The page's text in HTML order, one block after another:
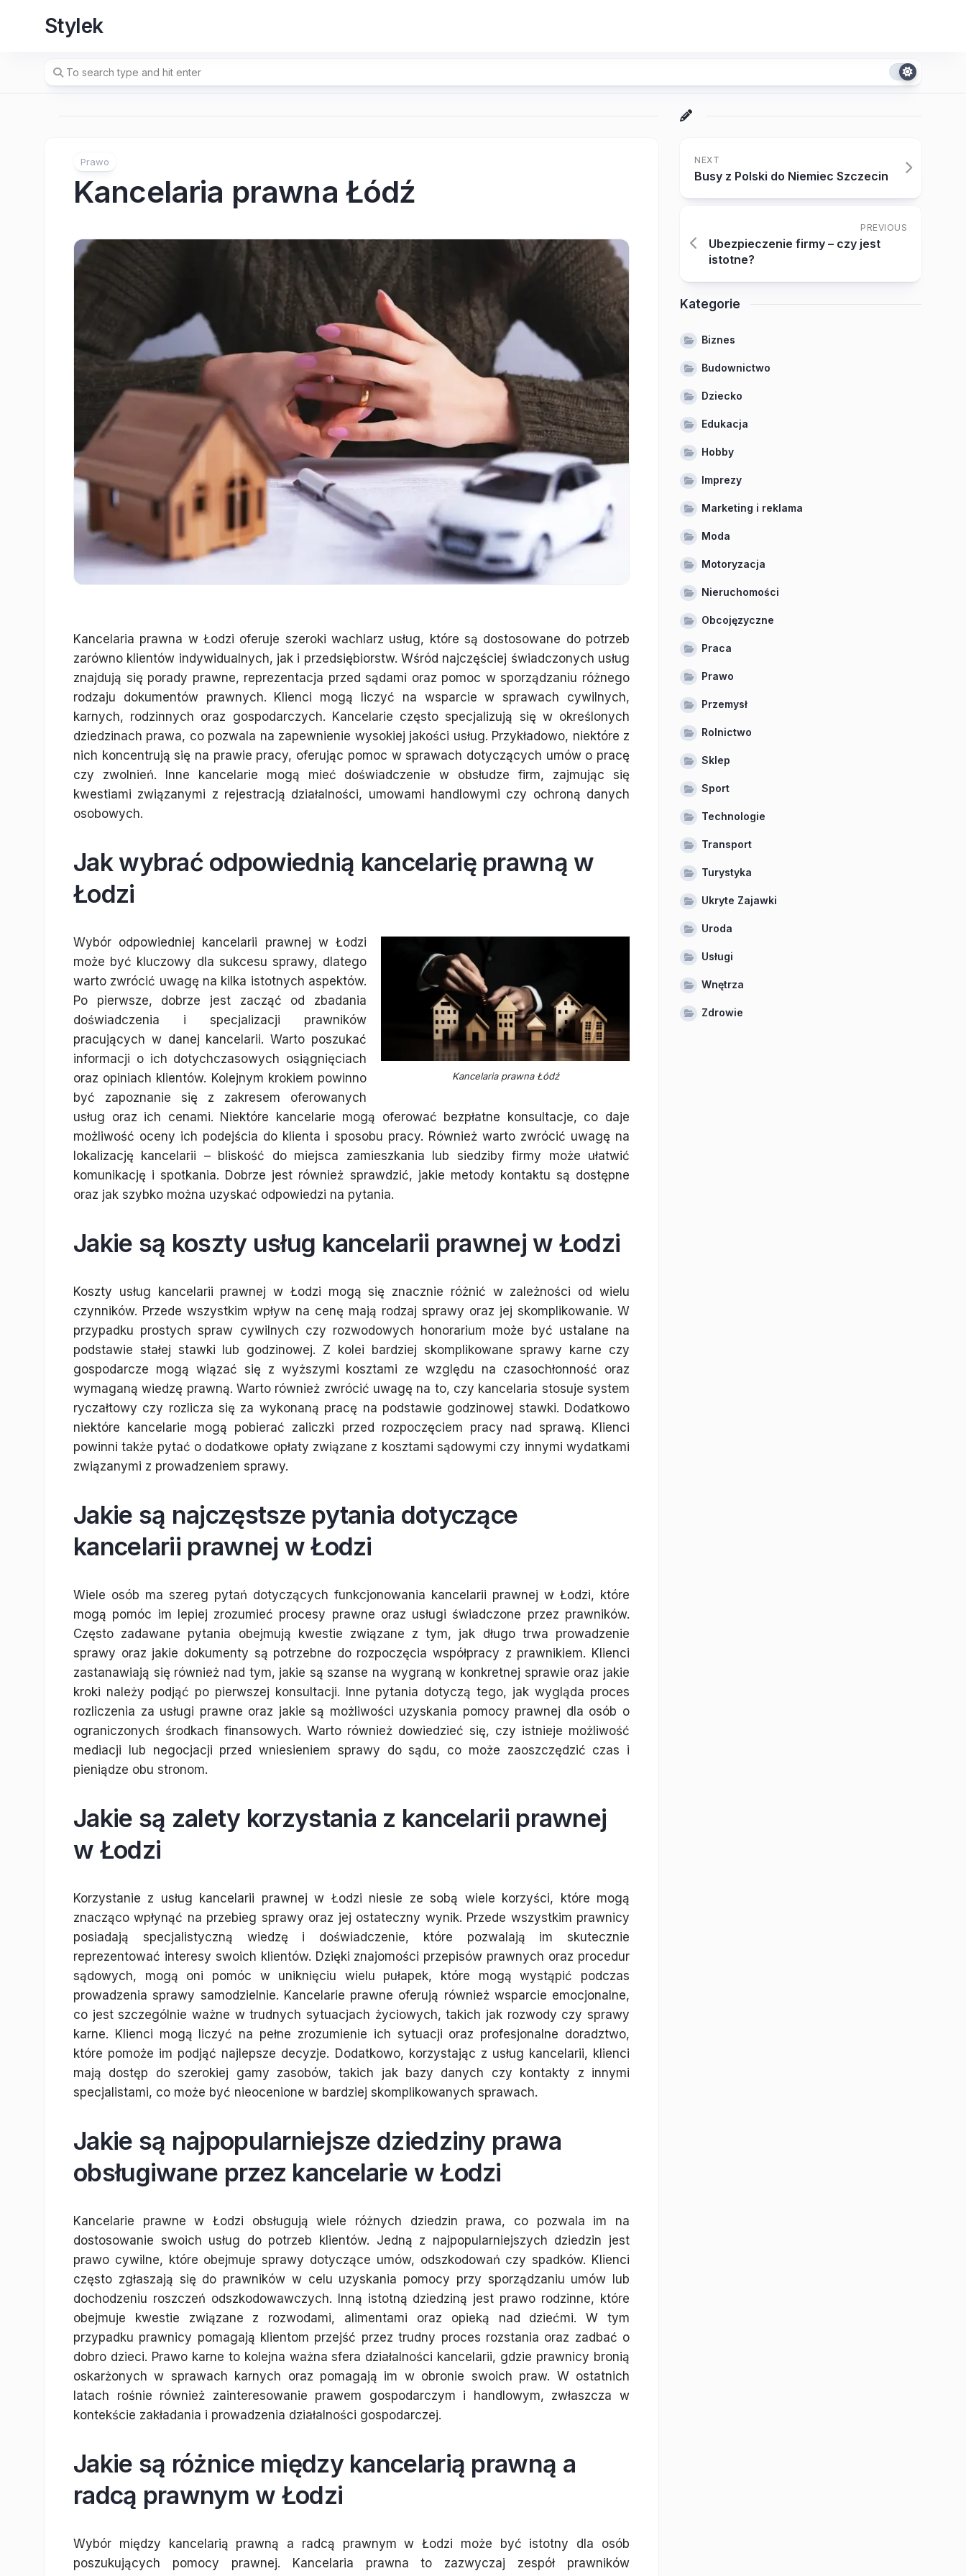
Stylek
Prawo
Kancelaria prawna Łódź
Kancelaria prawna w Łodzi oferuje szeroki wachlarz usług, które są dostosowane do potrzeb
zarówno klientów indywidualnych, jak i przedsiębiorstw. Wśród najczęściej świadczonych usług
znajdują się porady prawne, reprezentacja przed sądami oraz pomoc w sporządzaniu różnego
rodzaju dokumentów prawnych. Klienci mogą liczyć na wsparcie w sprawach cywilnych,
karnych, rodzinnych oraz gospodarczych. Kancelarie często specjalizują się w określonych
dziedzinach prawa, co pozwala na zapewnienie wysokiej jakości usług. Przykładowo, niektóre z
nich koncentrują się na prawie pracy, oferując pomoc w sprawach dotyczących umów o pracę
czy zwolnień. Inne kancelarie mogą mieć doświadczenie w obsłudze firm, zajmując się
kwestiami związanymi z rejestracją działalności, umowami handlowymi czy ochroną danych
osobowych.
Jak wybrać odpowiednią kancelarię prawną w
Łodzi
Kancelaria prawna Łódź
Wybór odpowiedniej kancelarii prawnej w Łodzi
może być kluczowy dla sukcesu sprawy, dlatego
warto zwrócić uwagę na kilka istotnych aspektów.
Po pierwsze, dobrze jest zacząć od zbadania
doświadczenia i specjalizacji prawników
pracujących w danej kancelarii. Warto poszukać
informacji o ich dotychczasowych osiągnięciach
oraz opiniach klientów. Kolejnym krokiem powinno
być zapoznanie się z zakresem oferowanych
usług oraz ich cenami. Niektóre kancelarie mogą oferować bezpłatne konsultacje, co daje
możliwość oceny ich podejścia do klienta i sposobu pracy. Również warto zwrócić uwagę na
lokalizację kancelarii – bliskość do miejsca zamieszkania lub siedziby firmy może ułatwić
komunikację i spotkania. Dobrze jest również sprawdzić, jakie metody kontaktu są dostępne
oraz jak szybko można uzyskać odpowiedzi na pytania.
Jakie są koszty usług kancelarii prawnej w Łodzi
Koszty usług kancelarii prawnej w Łodzi mogą się znacznie różnić w zależności od wielu
czynników. Przede wszystkim wpływ na cenę mają rodzaj sprawy oraz jej skomplikowanie. W
przypadku prostych spraw cywilnych czy rozwodowych honorarium może być ustalane na
podstawie stałej stawki lub godzinowej. Z kolei bardziej skomplikowane sprawy karne czy
gospodarcze mogą wiązać się z wyższymi kosztami ze względu na czasochłonność oraz
wymaganą wiedzę prawną. Warto również zwrócić uwagę na to, czy kancelaria stosuje system
ryczałtowy czy rozlicza się za wykonaną pracę na podstawie godzinowej stawki. Dodatkowo
niektóre kancelarie mogą pobierać zaliczki przed rozpoczęciem pracy nad sprawą. Klienci
powinni także pytać o dodatkowe opłaty związane z kosztami sądowymi czy innymi wydatkami
związanymi z prowadzeniem sprawy.
Jakie są najczęstsze pytania dotyczące
kancelarii prawnej w Łodzi
Wiele osób ma szereg pytań dotyczących funkcjonowania kancelarii prawnej w Łodzi, które
mogą pomóc im lepiej zrozumieć procesy prawne oraz usługi świadczone przez prawników.
Często zadawane pytania obejmują kwestie związane z tym, jak długo trwa prowadzenie
sprawy oraz jakie dokumenty są potrzebne do rozpoczęcia współpracy z prawnikiem. Klienci
zastanawiają się również nad tym, jakie są szanse na wygraną w konkretnej sprawie oraz jakie
kroki należy podjąć po pierwszej konsultacji. Inne pytania dotyczą tego, jak wygląda proces
rozliczenia za usługi prawne oraz jakie są możliwości uzyskania pomocy prawnej dla osób o
ograniczonych środkach finansowych. Warto również dowiedzieć się, czy istnieje możliwość
mediacji lub negocjacji przed wniesieniem sprawy do sądu, co może zaoszczędzić czas i
pieniądze obu stronom.
Jakie są zalety korzystania z kancelarii prawnej
w Łodzi
Korzystanie z usług kancelarii prawnej w Łodzi niesie ze sobą wiele korzyści, które mogą
znacząco wpłynąć na przebieg sprawy oraz jej ostateczny wynik. Przede wszystkim prawnicy
posiadają specjalistyczną wiedzę i doświadczenie, które pozwalają im skutecznie
reprezentować interesy swoich klientów. Dzięki znajomości przepisów prawnych oraz procedur
sądowych, mogą oni pomóc w uniknięciu wielu pułapek, które mogą wystąpić podczas
prowadzenia sprawy samodzielnie. Kancelarie prawne oferują również wsparcie emocjonalne,
co jest szczególnie ważne w trudnych sytuacjach życiowych, takich jak rozwody czy sprawy
karne. Klienci mogą liczyć na pełne zrozumienie ich sytuacji oraz profesjonalne doradztwo,
które pomoże im podjąć najlepsze decyzje. Dodatkowo, korzystając z usług kancelarii, klienci
mają dostęp do szerokiej gamy zasobów, takich jak bazy danych czy kontakty z innymi
specjalistami, co może być nieocenione w bardziej skomplikowanych sprawach.
Jakie są najpopularniejsze dziedziny prawa
obsługiwane przez kancelarie w Łodzi
Kancelarie prawne w Łodzi obsługują wiele różnych dziedzin prawa, co pozwala im na
dostosowanie swoich usług do potrzeb klientów. Jedną z najpopularniejszych dziedzin jest
prawo cywilne, które obejmuje sprawy dotyczące umów, odszkodowań czy spadków. Klienci
często zgłaszają się do prawników w celu uzyskania pomocy przy sporządzaniu umów lub
dochodzeniu roszczeń odszkodowawczych. Inną istotną dziedziną jest prawo rodzinne, które
obejmuje kwestie związane z rozwodami, alimentami oraz opieką nad dziećmi. W tym
przypadku prawnicy pomagają klientom przejść przez trudny proces rozstania oraz zadbać o
dobro dzieci. Prawo karne to kolejna ważna sfera działalności kancelarii, gdzie prawnicy bronią
oskarżonych w sprawach karnych oraz pomagają im w obronie swoich praw. W ostatnich
latach rośnie również zainteresowanie prawem gospodarczym i handlowym, zwłaszcza w
kontekście zakładania i prowadzenia działalności gospodarczej.
Jakie są różnice między kancelarią prawną a
radcą prawnym w Łodzi
Wybór między kancelarią prawną a radcą prawnym w Łodzi może być istotny dla osób
poszukujących pomocy prawnej. Kancelaria prawna to zazwyczaj zespół prawników
NEXT
Busy z Polski do Niemiec Szczecin
PREVIOUS
Ubezpieczenie firmy – czy jest
istotne?
Kategorie
Biznes
Budownictwo
Dziecko
Edukacja
Hobby
Imprezy
Marketing i reklama
Moda
Motoryzacja
Nieruchomości
Obcojęzyczne
Praca
Prawo
Przemysł
Rolnictwo
Sklep
Sport
Technologie
Transport
Turystyka
Ukryte Zajawki
Uroda
Usługi
Wnętrza
Zdrowie